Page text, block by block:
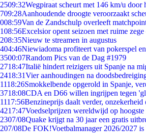
2509:32Wegpiraat scheurt met 146 km/u door
709:28Aanhoudende droogte veroorzaakt
008:59Van de Zandschulp overleeft
108:56Excelsior opent seizoen met ruime
208:35Nieuw te streamen in augustus
404:46Niewiadoma profiteert van pokerspel
3500:07Random Pics van de Dag #1979
2718:47Italië hindert reizigers uit Spanje na
2418:31Vier aanhoudingen na
1118:26Smokkelbende opgerold in Spanje,
3718:08CDA en D66 willen ingrijpen tegen
1117:56Benzineprijs daalt verder,
4217:47Voedselprijzen wereldwijd op
2307/08Quake krijgt na 30 jaar een gratis
207/08De FOK!Voetbalmanager 2026/2027 is